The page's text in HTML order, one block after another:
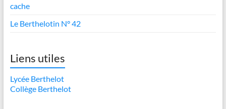
cache
Le Berthelotin N° 42
Liens utiles
Lycée Berthelot
Collège Berthelot